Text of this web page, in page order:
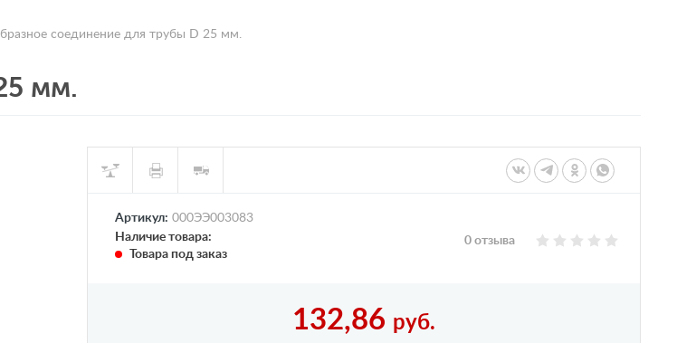
соединение для трубы D 25 мм.
мм.
Артикул: 000ЭЭ003083
Наличие товара:
Товара под заказ
0 отзыва
132,86 руб.